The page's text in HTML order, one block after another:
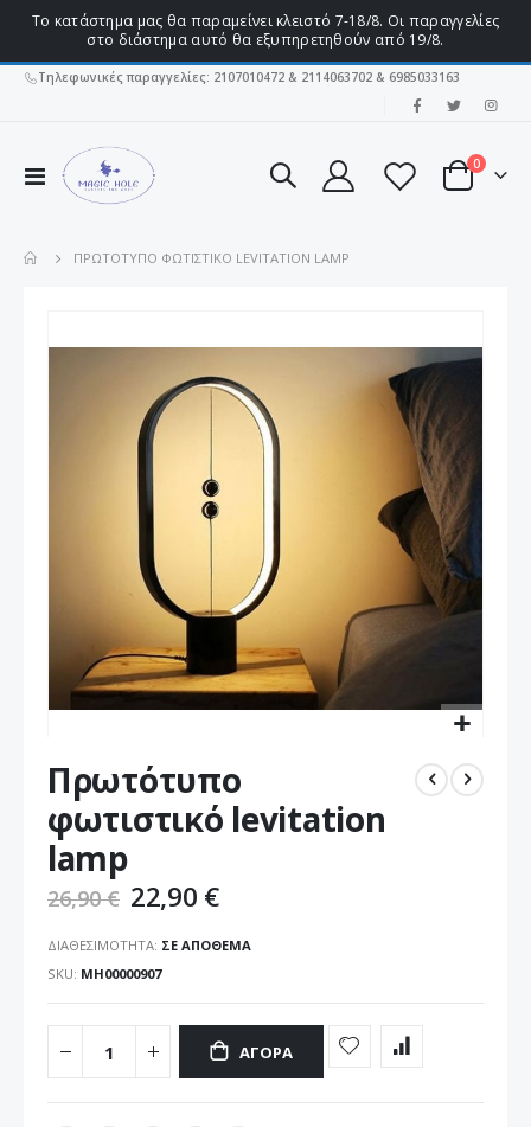
Το κατάστημα μας θα παραμείνει κλειστό 7-18/8. Οι παραγγελίες
στο διάστημα αυτό θα εξυπηρετηθούν από 19/8.
Τηλεφωνικές παραγγελίες: 2107010472 & 2114063702 & 6985033163
Εναλλαγή
Πλοήγησης
Cart
0
ΠΡΩΤΌΤΥΠΟ ΦΩΤΙΣΤΙΚΌ LEVITATION LAMP
στο
στην
αρχή
της
συλλογής
εικόνων
Πρωτότυπο
φωτιστικό levitation
lamp
26,90 € 22,90 €
ΔΙΑΘΕΣΙΜΌΤΗΤΑ: ΣΕ ΑΠΌΘΕΜΑ
SKU ΜΗ00000907
ΑΓΟΡΆ